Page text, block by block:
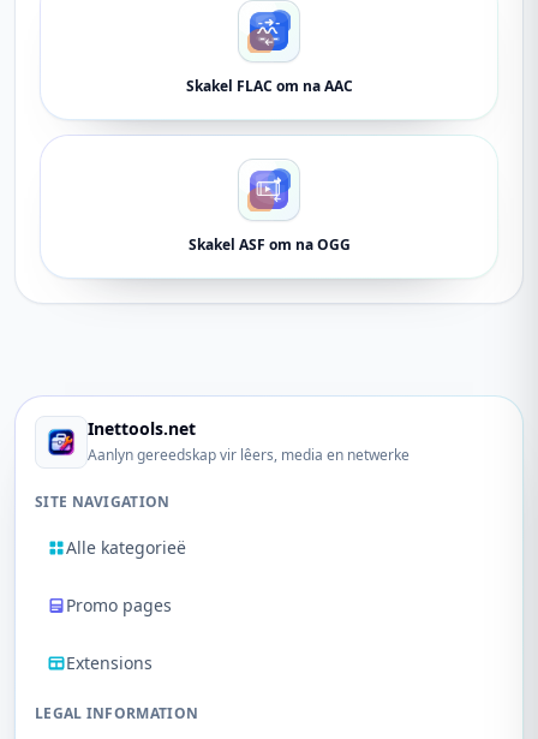
Skakel FLAC om na AAC
Skakel ASF om na OGG
Inettools.net
Aanlyn gereedskap vir lêers, media en netwerke
SITE NAVIGATION
Alle kategorieë
Promo pages
Extensions
LEGAL INFORMATION